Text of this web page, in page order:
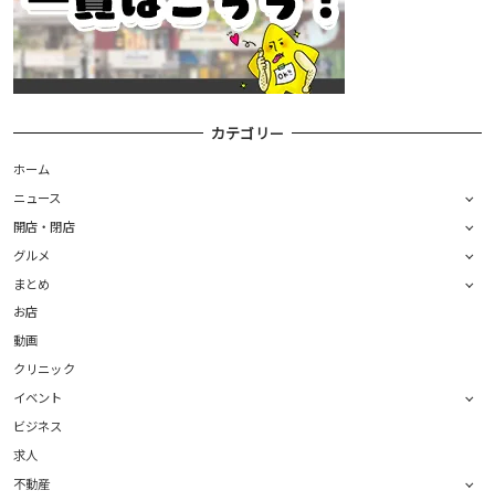
カテゴリー
ホーム
ニュース
開店・閉店
グルメ
まとめ
お店
動画
クリニック
イベント
ビジネス
求人
不動産